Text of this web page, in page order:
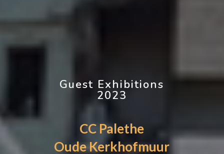
Guest Exhibitions
2023
CC Palethe​
Oude Kerkhofmuur